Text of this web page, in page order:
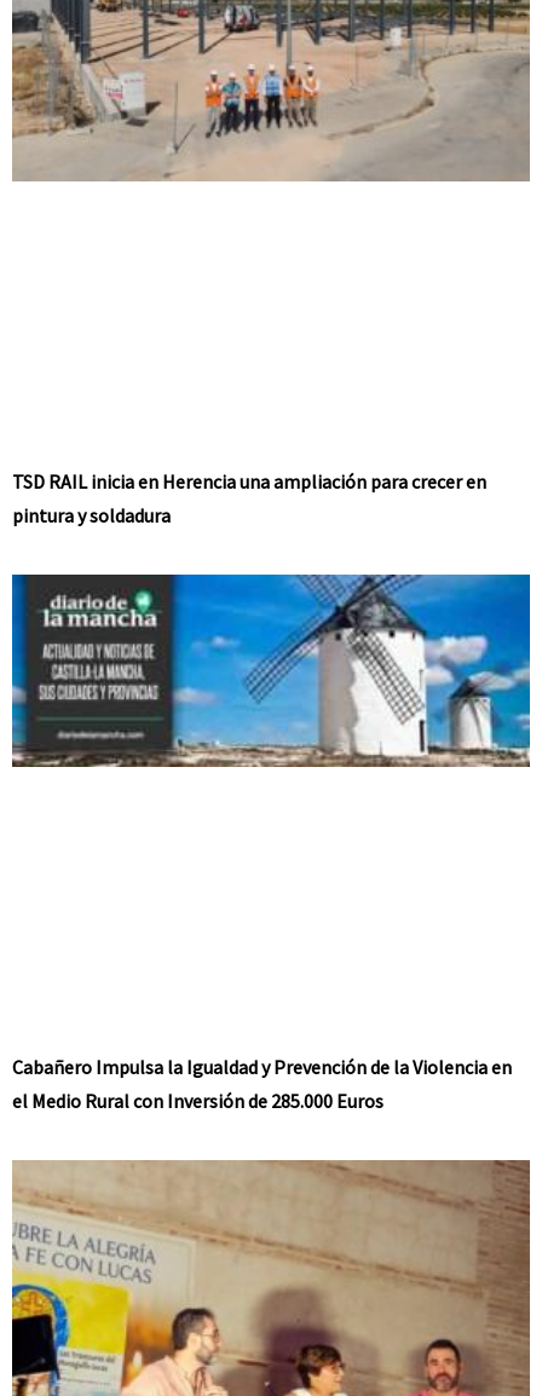
TSD RAIL inicia en Herencia una ampliación para crecer en
pintura y soldadura
Cabañero Impulsa la Igualdad y Prevención de la Violencia en
el Medio Rural con Inversión de 285.000 Euros